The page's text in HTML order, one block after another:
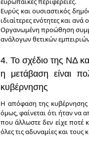
Ευρύς και ουσιαστικός
ιδιαίτερες ενότητες και
Οργανωμένη προώθηση
ανάλογων θετικών
4. Το σχέδιο της ΝΔ
η μετάβαση είναι
κυβέρνησης
Η απόφαση της κυβέρνησης
όμως, φαίνεται ότι ήταν να
που άλλωστε δεν είχε ποτέ
όλες τις αδυναμίες και τους